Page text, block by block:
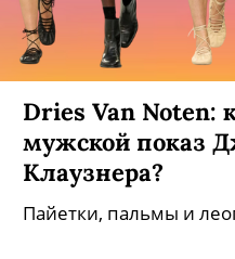
Dries Van Noten:
мужской показ
Клаузнера?
Пайетки, пальмы и